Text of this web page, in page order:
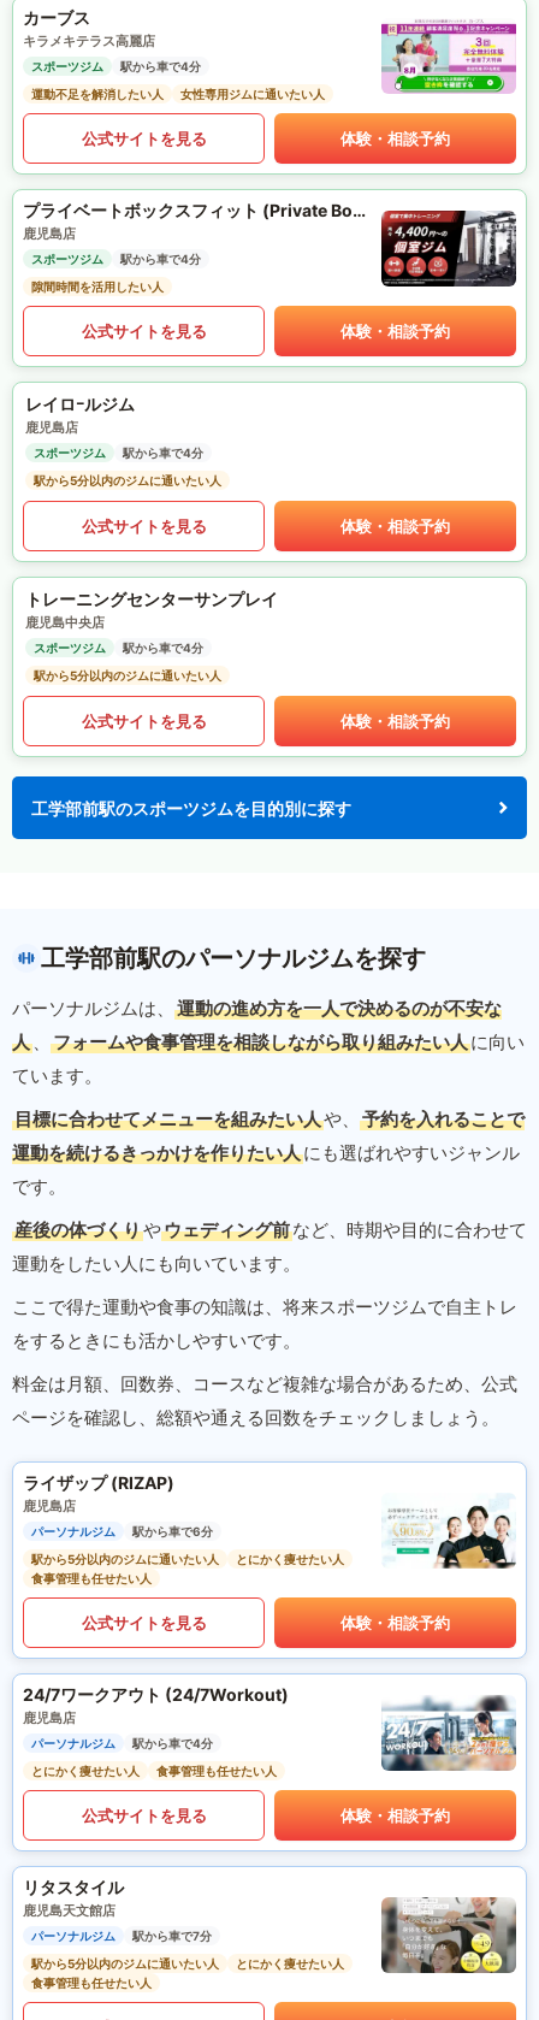
カーブス
キラメキテラス高麗店
スポーツジム
駅から車で4分
運動不足を解消したい人
女性専用ジムに通いたい人
公式サイトを見る 体験・相談予約
プライベートボックスフィット (Private Box Fit)
鹿児島店
スポーツジム
駅から車で4分
隙間時間を活用したい人
公式サイトを見る 体験・相談予約
レイロｰルジム
鹿児島店
スポーツジム
駅から車で4分
駅から5分以内のジムに通いたい人
公式サイトを見る 体験・相談予約
トレーニングセンターサンプレイ
鹿児島中央店
スポーツジム
駅から車で4分
駅から5分以内のジムに通いたい人
公式サイトを見る 体験・相談予約
工学部前駅のスポーツジムを目的別に探す
工学部前駅のパーソナルジムを探す
パーソナルジムは、
運動の進め方を一人で決めるのが不安な
人 、 フォームや食事管理を相談しながら取り組みたい人に向い
ています。
目標に合わせてメニューを組みたい人や、
予約を入れることで
運動を続けるきっかけを作りたい人にも選ばれやすいジャンル
です。
産後の体づくりやウェディング前など、時期や目的に合わせて
運動をしたい人にも向いています。
ここで得た運動や食事の知識は、将来スポーツジムで自主トレ
をするときにも活かしやすいです。
料金は月額、回数券、コースなど複雑な場合があるため、公式
ページを確認し、総額や通える回数をチェックしましょう。
ライザップ (RIZAP)
鹿児島店
パーソナルジム
駅から車で6分
駅から5分以内のジムに通いたい人
とにかく痩せたい人
食事管理も任せたい人
公式サイトを見る 体験・相談予約
24/7ワークアウト (24/7Workout)
鹿児島店
パーソナルジム
駅から車で4分
とにかく痩せたい人
食事管理も任せたい人
公式サイトを見る 体験・相談予約
リタスタイル
鹿児島天文館店
パーソナルジム
駅から車で7分
駅から5分以内のジムに通いたい人
とにかく痩せたい人
食事管理も任せたい人